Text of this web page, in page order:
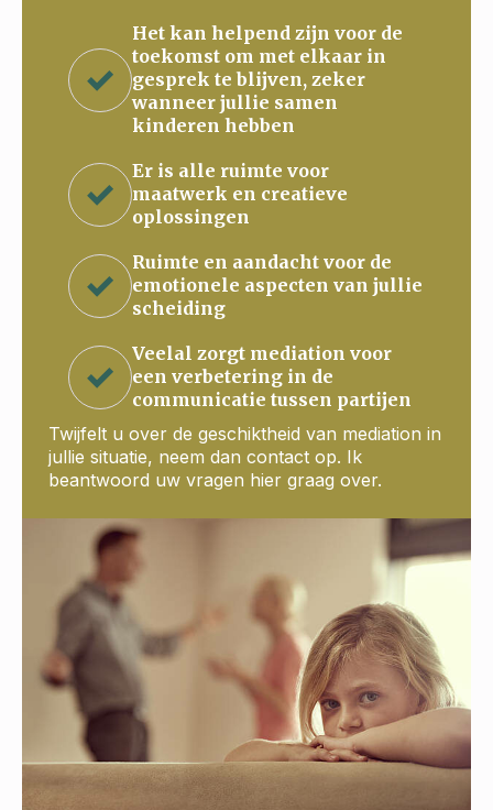
Het kan helpend zijn voor de
toekomst om met elkaar in
gesprek te blijven, zeker
wanneer jullie samen
kinderen hebben
Er is alle ruimte voor
maatwerk en creatieve
oplossingen
Ruimte en aandacht voor de
emotionele aspecten van jullie
scheiding
Veelal zorgt mediation voor
een verbetering in de
communicatie tussen partijen
Twijfelt u over de geschiktheid van mediation in
jullie situatie, neem dan contact op. Ik
beantwoord uw vragen hier graag over.